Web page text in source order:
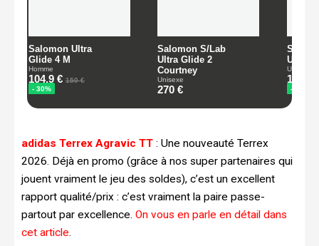
adidas Terrex Agravic TT : Une nouveauté Terrex
2026. Déjà en promo (grâce à nos super partenaires qui
jouent vraiment le jeu des soldes), c’est un excellent
rapport qualité/prix : c’est vraiment la paire passe-
partout par excellence. On vous en parle en détail dans
cet article.